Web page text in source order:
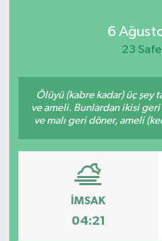
6
23
Ölüyü (kabre kadar) üç şey
ve ameli. Bunlardan ikisi
ve malı geri döner, ameli
İMSAK
04:21
Yaşam